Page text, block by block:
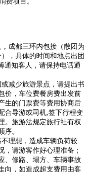
成都三环内包接（散团为
，具体的时间和地点出团
通知客人，请保持电话通
减少旅游景点，请提出书
价，车位费餐房费出发前
生的门票费等费用协商后
合导游或司机,签下行程变
。旅游法规定旅行社有权
序。
理想，造成车辆负荷较
，请游客作好心理准备；
、修路、塌方、车辆事故
向，如造成超支费用由客